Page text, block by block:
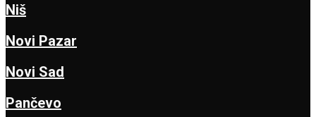
Niš
Novi Pazar
Novi Sad
Pančevo